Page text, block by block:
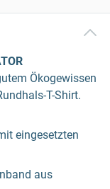
Ökogewissen
T-Shirt.
eingesetzten
aus